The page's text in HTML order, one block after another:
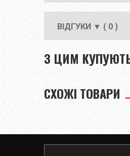
ВІДГУКИ ▼ ( 0 )
З ЦИМ
СХОЖІ ТОВАРИ